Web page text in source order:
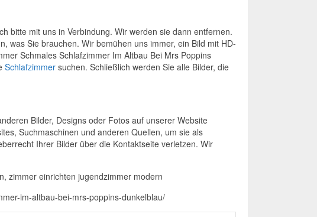
bitte mit uns in Verbindung. Wir werden sie dann entfernen.
was Sie brauchen. Wir bemühen uns immer, ein Bild mit HD-
Schmales Schlafzimmer Im Altbau Bei Mrs Poppins
Schlafzimmer suchen. Schließlich werden Sie alle Bilder, die
Bilder, Designs oder Fotos auf unserer Website
Suchmaschinen und anderen Quellen, um sie als
Ihrer Bilder über die Kontaktseite verletzen. Wir
zimmer einrichten jugendzimmer modern
im-altbau-bei-mrs-poppins-dunkelblau/